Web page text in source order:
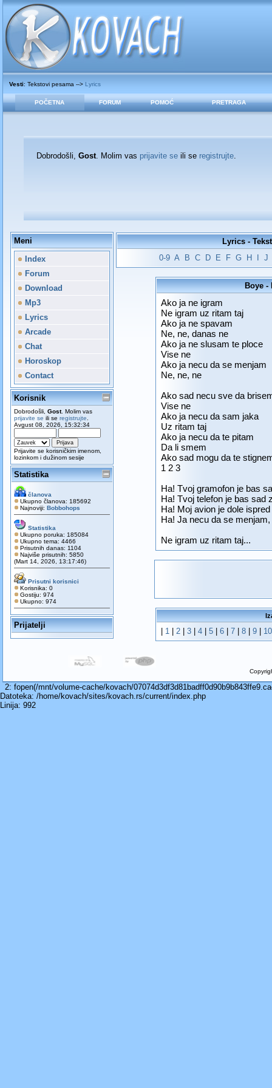
Vesti: Tekstovi pesama --> Lyrics
POČETNA FORUM POMOĆ PRETRAGA
Dobrodošli, Gost. Molim vas prijavite seili se registrujte.
Meni
Index
Forum
Download
Mp3
Lyrics
Arcade
Chat
Horoskop
Contact
Korisnik
Dobrodošli, Gost. Molim vas
prijavite se ili se registrujte
Avgust 08, 2026, 15:32:34
Prijavite se korisničkim imenom,
lozinkom i dužinom sesije
Statistika
članova
Ukupno članova: 185692
Najnoviji: Bobbohops
Statistika
Ukupno poruka: 185084
Ukupno tema: 4466
Prisutnih danas: 1104
Najviše prisutnih: 5850
(Mart 14, 2026, 13:17:46)
Prisutni korisnici
Korisnika: 0
Gostiju: 974
Ukupno: 974
Prijatelji
Lyrics -
0-9 A B C D E F G H J
Boye -
Ako ja ne igram
Ne igram uz ritam taj
Ako ja ne spavam
Ne, ne, danas ne
Ako ja ne slusam te ploce
Vise ne
Ako ja necu da se menjam
Ne, ne, ne
Ako sad necu sve da
Vise ne
Ako ja necu da sam jaka
Uz ritam taj
Ako ja necu da te pitam
Da li smem
Ako sad mogu da te
1 2 3
Ha! Tvoj gramofon je bas
Ha! Tvoj telefon je bas sad
Ha! Moj avion je dole
Ha! Ja necu da se menjam,
Ne igram uz ritam taj...
1| 2| 3| 4| 5| 6| 7| 8| 9| 10
2: fopen(/mnt/volume-cache/kovach/
Datoteka: /home/kovach/sites/kovach.rs/current/index.php
Linija: 992